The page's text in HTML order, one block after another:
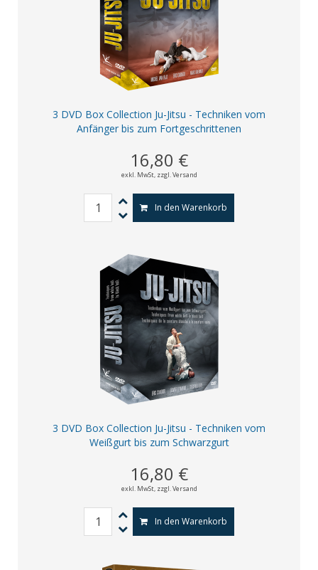
3 DVD Box Collection Ju-Jitsu - Techniken vom
Anfänger bis zum Fortgeschrittenen
16,80 €
exkl. MwSt, zzgl. Versand
In den Warenkorb
3 DVD Box Collection Ju-Jitsu - Techniken vom
Weißgurt bis zum Schwarzgurt
16,80 €
exkl. MwSt, zzgl. Versand
In den Warenkorb